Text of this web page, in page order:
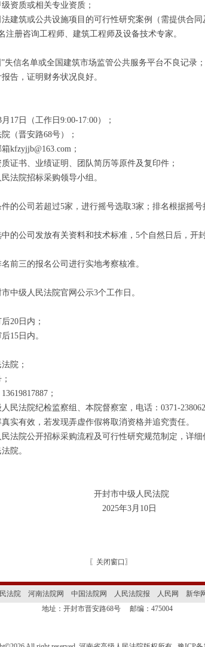
资质或相关专业资质；
筑或公共设施项目的可行性研究案例（需提供合
册咨询工程师、建筑工程师及设备技术专家。
信名单或全国建筑市场监管公共服务平台不良记录
告，证明财务状况良好。
日（工作日9:00-17:00）；
（晋安路68号）；
kfzyjjb@163.com；
书、业绩证明、团队简历等原件及复印件；
法院招标采购领导小组。
公司若超过5家，进行摇号选取3家；排名根据摇号
公司发放有关资料和技术标准，5个自然日后，开
三的报名公司进行实地考察核准。
中级人民法院官网公示3个工作日。
20日内；
15日内。
法院；
；
；
法院纪检监察组、本院督察室，电话：0371-
实有效，若发现弄虚作假将取消资格并追究责任。
院公开招标采购流程及可行性研究规范制定，详细
院。
级人民法院
3月10日
〖 关闭窗口 〗
法院 河南法院网 中国法院网 人民法院报 人民网 新华
地址：开封市晋安路68号 邮编：475004